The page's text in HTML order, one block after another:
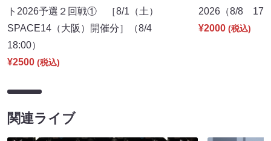
ト2026予選２回戦① ［8/1（土）
SPACE14（大阪）開催分］（8/4
18:00）
¥2500 (税込)
2026（8/8
¥2000 (税込)
関連ライブ